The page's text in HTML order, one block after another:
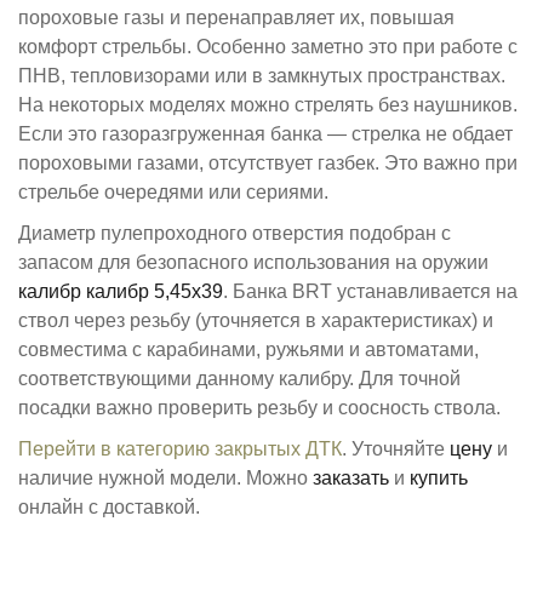
пороховые газы и перенаправляет их, повышая
комфорт стрельбы. Особенно заметно это при работе с
ПНВ, тепловизорами или в замкнутых пространствах.
На некоторых моделях можно стрелять без наушников.
Если это газоразгруженная банка — стрелка не обдает
пороховыми газами, отсутствует газбек. Это важно при
стрельбе очередями или сериями.
Диаметр пулепроходного отверстия подобран с
запасом для безопасного использования на оружии
калибр ​калибр 5,45х39​​. Банкa BRT устанавливается на
ствол через резьбу (уточняется в характеристиках) и
совместима с карабинами, ружьями и автоматами,
соответствующими данному калибру. Для точной
посадки важно проверить резьбу и соосность ствола.
Перейти в категорию закрытых ДТК. Уточняйте цену и
наличие нужной модели. Можно заказать и купить
онлайн с доставкой.